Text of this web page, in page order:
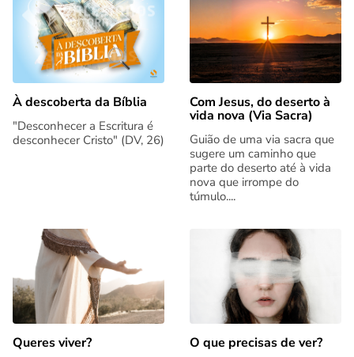
À descoberta da Bíblia
"Desconhecer a Escritura é
desconhecer Cristo" (DV, 26)
Com Jesus, do deserto à
vida nova (Via Sacra)
Guião de uma via sacra que
sugere um caminho que
parte do deserto até à vida
nova que irrompe do
túmulo....
Queres viver? O que precisas de ver?